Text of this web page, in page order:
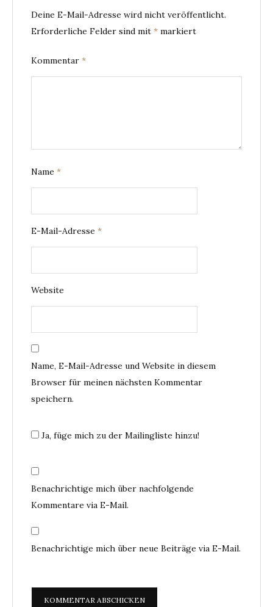
Deine E-Mail-Adresse wird nicht veröffentlicht.
Erforderliche Felder sind mit * markiert
Kommentar *
Name *
E-Mail-Adresse *
Website
Name, E-Mail-Adresse und Website in diesem
Browser für meinen nächsten Kommentar
speichern.
Ja, füge mich zu der Mailingliste hinzu!
Benachrichtige mich über nachfolgende
Kommentare via E-Mail.
Benachrichtige mich über neue Beiträge via E-Mail.